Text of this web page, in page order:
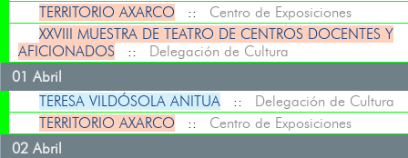
TERRITORIO AXARCO :: Centro de Exposiciones
XXVIII MUESTRA DE TEATRO DE CENTROS DOCENTES Y
AFICIONADOS :: Delegación de Cultura
01 Abril
TERESA VILDÓSOLA ANITUA :: Delegación de Cultura
TERRITORIO AXARCO :: Centro de Exposiciones
02 Abril